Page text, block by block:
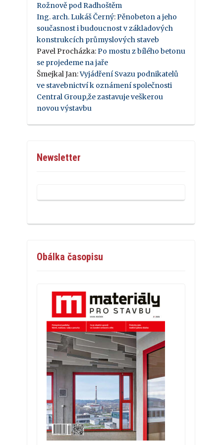
Rožnově pod Radhoštěm
Ing. arch. Lukáš Černý: Pěnobeton a jeho
současnost i budoucnost v základových
konstrukcích průmyslových staveb
Pavel Procházka: Po mostu z bílého betonu
se projedeme na jaře
Šmejkal Jan:Vyjádření Svazu podnikatelů
ve stavebnictví k oznámení společnosti
Central Group,že zastavuje veškerou
novou výstavbu
Newsletter
Obálka časopisu